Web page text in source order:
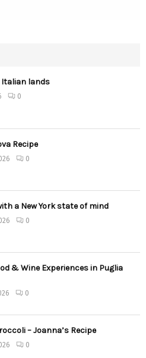
Italian lands
0
Recipe
0
a New York state of mind
0
& Wine Experiences in Puglia
0
– Joanna’s Recipe
0